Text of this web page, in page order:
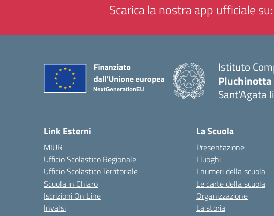
Scarica la nostra app ufficiale su:
Istituto
Pluchinotta
Sant'Agata
Link Esterni
MIUR
Ufficio Scolastico Regionale
Ufficio Scolastico Territoriale
Scuola in Chiaro
Iscrizioni On Line
Invalsi
La Scuola
Presentazione
I luoghi
I numeri della scuola
Le carte della scuola
Organizzazione
La storia